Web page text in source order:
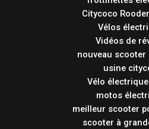
Citycoco
Vélos
Vidéos de
nouveau scooter
usine
Vélo
motos
meilleur scooter
scooter à